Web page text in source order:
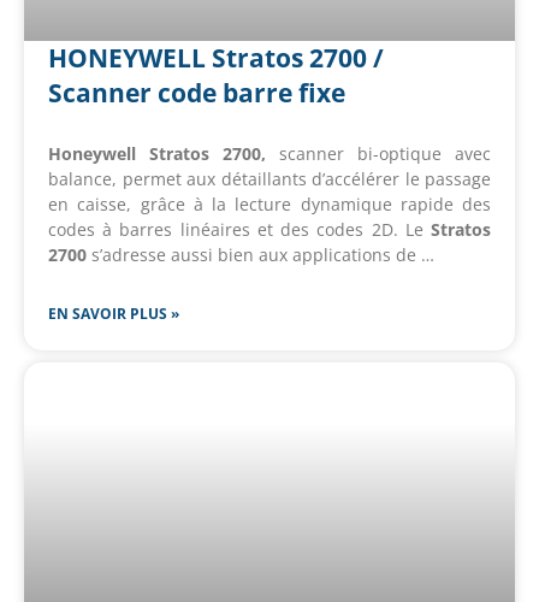
HONEYWELL Stratos 2700 /
Scanner code barre fixe
Honeywell Stratos 2700, scanner bi-optique avec
balance, permet aux détaillants d’accélérer le passage
en caisse, grâce à la lecture dynamique rapide des
codes à barres linéaires et des codes 2D. Le Stratos
2700 s’adresse aussi bien aux applications de …
EN SAVOIR PLUS »